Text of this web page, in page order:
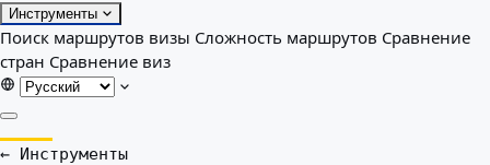
Инструменты
Поиск маршрутов визы Сложность маршрутов Сравнение
стран Сравнение виз
Обзор
← Инструменты